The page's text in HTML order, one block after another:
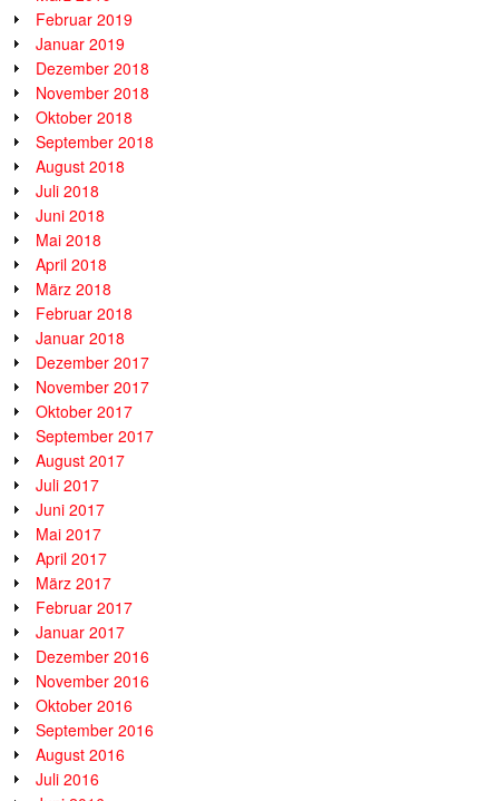
Februar 2019
Januar 2019
Dezember 2018
November 2018
Oktober 2018
September 2018
August 2018
Juli 2018
Juni 2018
Mai 2018
April 2018
März 2018
Februar 2018
Januar 2018
Dezember 2017
November 2017
Oktober 2017
September 2017
August 2017
Juli 2017
Juni 2017
Mai 2017
April 2017
März 2017
Februar 2017
Januar 2017
Dezember 2016
November 2016
Oktober 2016
September 2016
August 2016
Juli 2016